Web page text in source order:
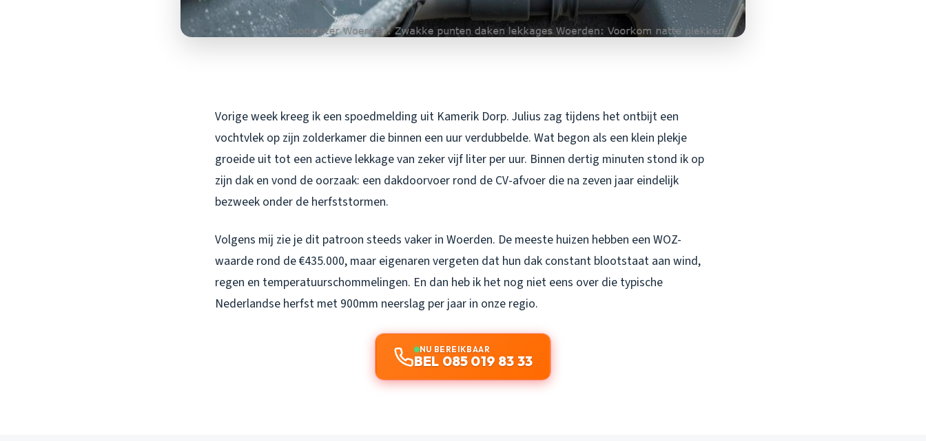
Vorige week kreeg ik een spoedmelding uit Kamerik Dorp. Julius zag tijdens het ontbijt een
vochtvlek op zijn zolderkamer die binnen een uur verdubbelde. Wat begon als een klein plekje
groeide uit tot een actieve lekkage van zeker vijf liter per uur. Binnen dertig minuten stond ik op
zijn dak en vond de oorzaak: een dakdoorvoer rond de CV-afvoer die na zeven jaar eindelijk
bezweek onder de herfststormen.
Volgens mij zie je dit patroon steeds vaker in Woerden. De meeste huizen hebben een WOZ-
waarde rond de €435.000, maar eigenaren vergeten dat hun dak constant blootstaat aan wind,
regen en temperatuurschommelingen. En dan heb ik het nog niet eens over die typische
Nederlandse herfst met 900mm neerslag per jaar in onze regio.
NU BEREIKBAAR
BEL 085 019 83 33